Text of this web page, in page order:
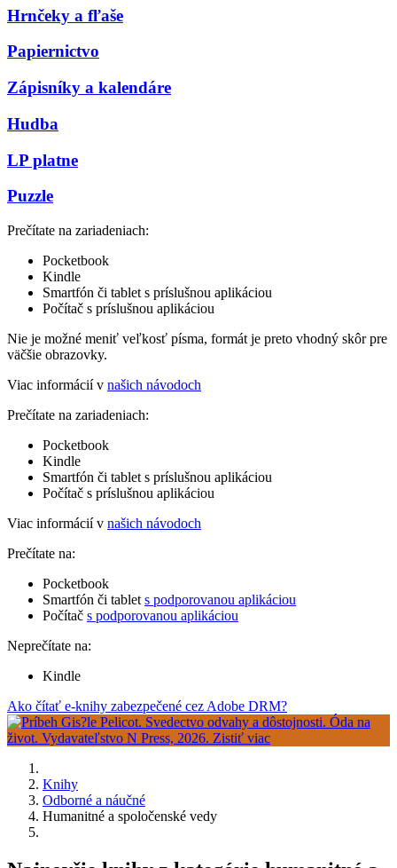
Hrnčeky a fľaše
Papiernictvo
Zápisníky a kalendáre
Hudba
LP platne
Puzzle
Prečítate na zariadeniach:
Pocketbook
Kindle
Smartfón či tablet s príslušnou aplikáciou
Počítač s príslušnou aplikáciou
Nie je možné meniť veľkosť písma, formát je preto vhodný skôr pre
väčšie obrazovky.
Viac informácií v našich návodoch
Prečítate na zariadeniach:
Pocketbook
Kindle
Smartfón či tablet s príslušnou aplikáciou
Počítač s príslušnou aplikáciou
Viac informácií v našich návodoch
Prečítate na:
Pocketbook
Smartfón či tablet s podporovanou aplikáciou
Počítač s podporovanou aplikáciou
Neprečítate na:
Kindle
Ako čítať e-knihy zabezpečené cez Adobe DRM?
Knihy
Odborné a náučné
Humanitné a spoločenské vedy